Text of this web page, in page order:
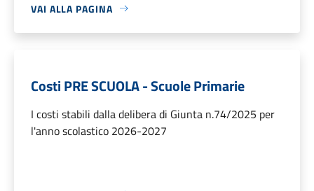
VAI ALLA PAGINA
Costi PRE SCUOLA - Scuole Primarie
I costi stabili dalla delibera di Giunta n.74/2025 per
l'anno scolastico 2026-2027